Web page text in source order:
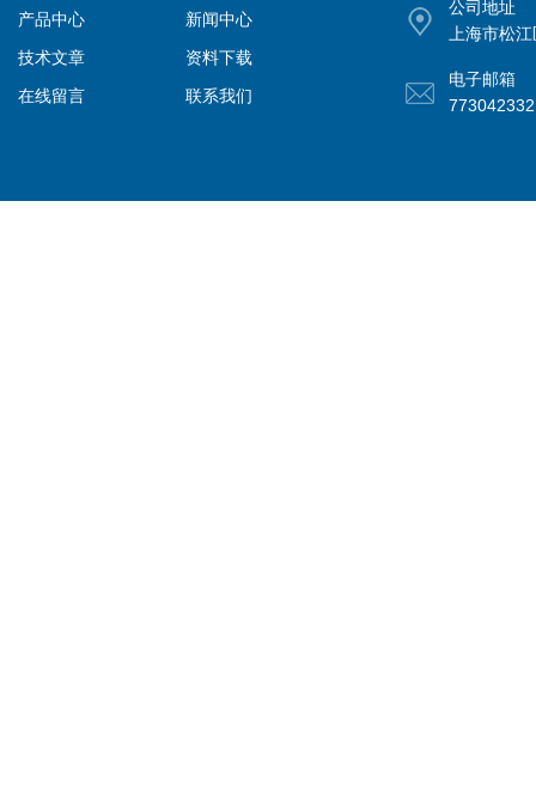
产品中心
新闻中心
技术文章
资料下载
在线留言
联系我们
公司地址
上海市松
电子邮箱